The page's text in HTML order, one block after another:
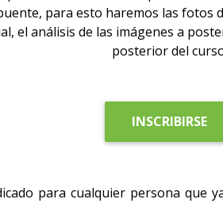
para esto haremos las fotos
el análisis de las imágenes a
posterior del
INSCRIBIRSE
para cualquier persona que